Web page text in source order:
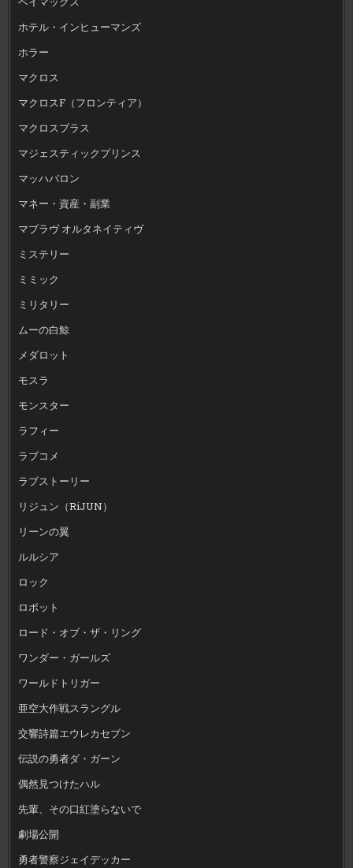
ホテル・インヒューマンズ
ホラー
マクロス
マクロスF（フロンティア）
マクロスプラス
マジェスティックプリンス
マッハバロン
マネー・資産・副業
マブラヴ オルタネイティヴ
ミステリー
ミミック
ミリタリー
ムーの白鯨
メダロット
モスラ
モンスター
ラフィー
ラブコメ
ラブストーリー
リジュン（RiJUN）
リーンの翼
ルルシア
ロック
ロボット
ロード・オブ・ザ・リング
ワンダー・ガールズ
ワールドトリガー
亜空大作戦スラングル
交響詩篇エウレカセブン
伝説の勇者ダ・ガーン
偶然見つけたハル
先輩、その口紅塗らないで
劇場公開
勇者警察ジェイデッカー